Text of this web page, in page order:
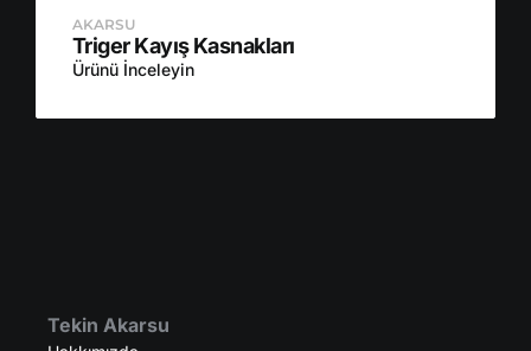
AKARSU
Triger Kayış Kasnakları
Ürünü İnceleyin
Tekin Akarsu